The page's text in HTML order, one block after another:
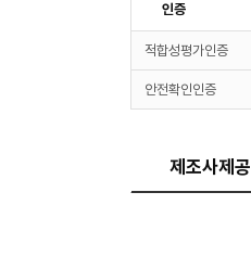
인증
적합성평가인증
안전확인인증
제조사제공